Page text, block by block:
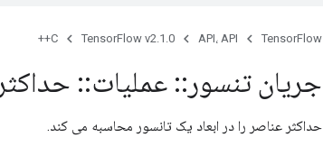
TensorFlow API، API TensorFlow v2.1.0
C++
جریان تنسور :: عملیات:: حداکثر
حداکثر عناصر را در ابعاد یک تانسور محاسبه می کند.